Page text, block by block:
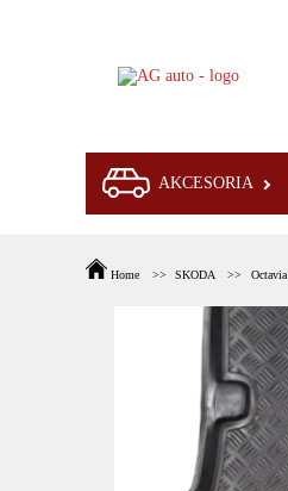
AKCESORIA
Home SKODA